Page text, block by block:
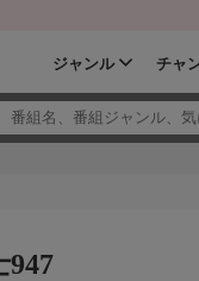
ジャンル チャ